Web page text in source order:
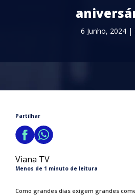
6 Junho, 2024 |
Partilhar
Viana TV
Menos de 1 minuto de leitura
Como grandes dias exigem grandes